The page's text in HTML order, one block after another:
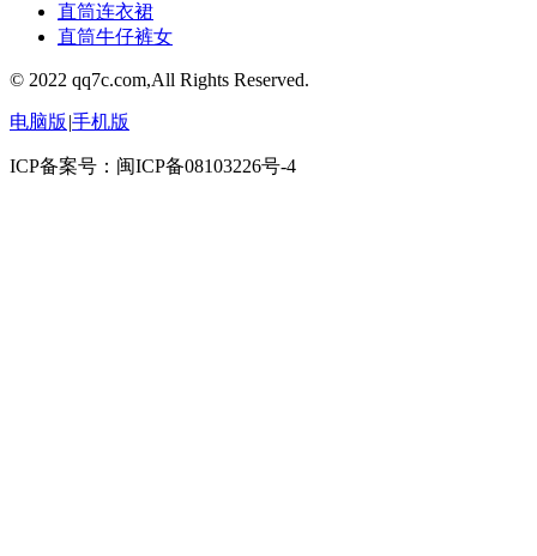
直筒连衣裙
直筒牛仔裤女
© 2022 qq7c.com,All Rights Reserved.
电脑版 |手机版
ICP备案号：闽ICP备08103226号-4